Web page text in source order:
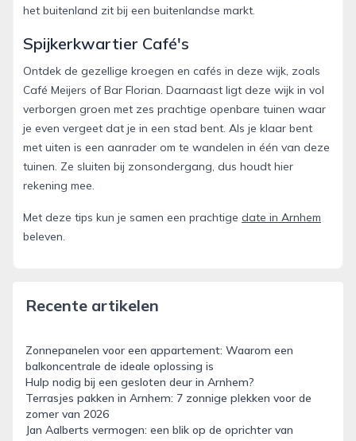
het buitenland zit bij een buitenlandse markt.
Spijkerkwartier Café's
Ontdek de gezellige kroegen en cafés in deze wijk, zoals
Café Meijers of Bar Florian. Daarnaast ligt deze wijk in vol
verborgen groen met zes prachtige openbare tuinen waar
je even vergeet dat je in een stad bent. Als je klaar bent
met uiten is een aanrader om te wandelen in één van deze
tuinen. Ze sluiten bij zonsondergang, dus houdt hier
rekening mee.
Met deze tips kun je samen een prachtige date in Arnhem
beleven.
Recente artikelen
Zonnepanelen voor een appartement: Waarom een
balkoncentrale de ideale oplossing is
Hulp nodig bij een gesloten deur in Arnhem?
Terrasjes pakken in Arnhem: 7 zonnige plekken voor de
zomer van 2026
Jan Aalberts vermogen: een blik op de oprichter van